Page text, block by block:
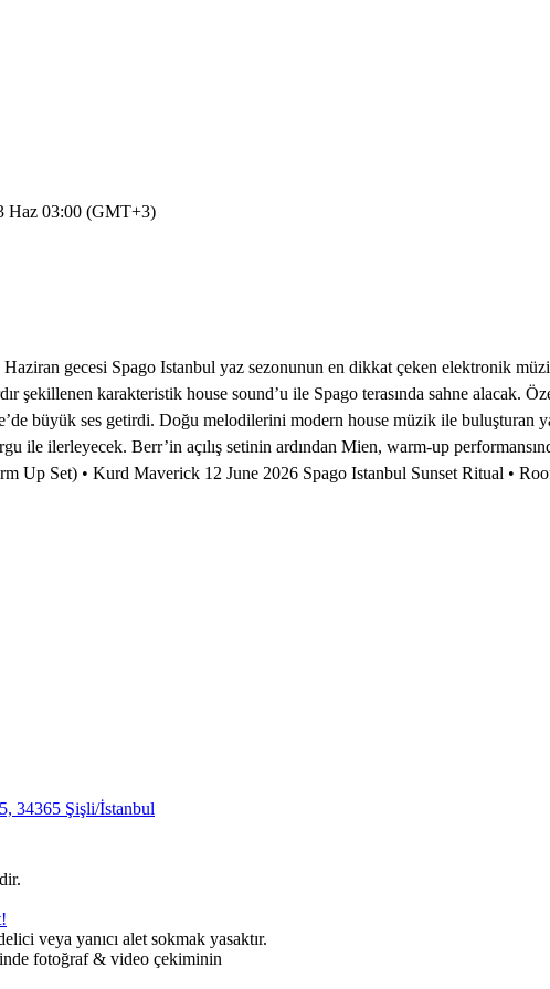
Haz 03:00 (GMT+3)
gecesi Spago Istanbul yaz sezonunun en dikkat çeken elektronik
şekillenen karakteristik house sound’u ile Spago terasında sahne alacak.
büyük ses getirdi. Doğu melodilerini modern house müzik ile buluşturan
ile ilerleyecek. Berr’in açılış setinin ardından Mien, warm-up
Up Set) • Kurd Maverick 12 June 2026 Spago Istanbul Sunset Ritual •
34365 Şişli/İstanbul
veya yanıcı alet sokmak yasaktır.
fotoğraf & video çekiminin